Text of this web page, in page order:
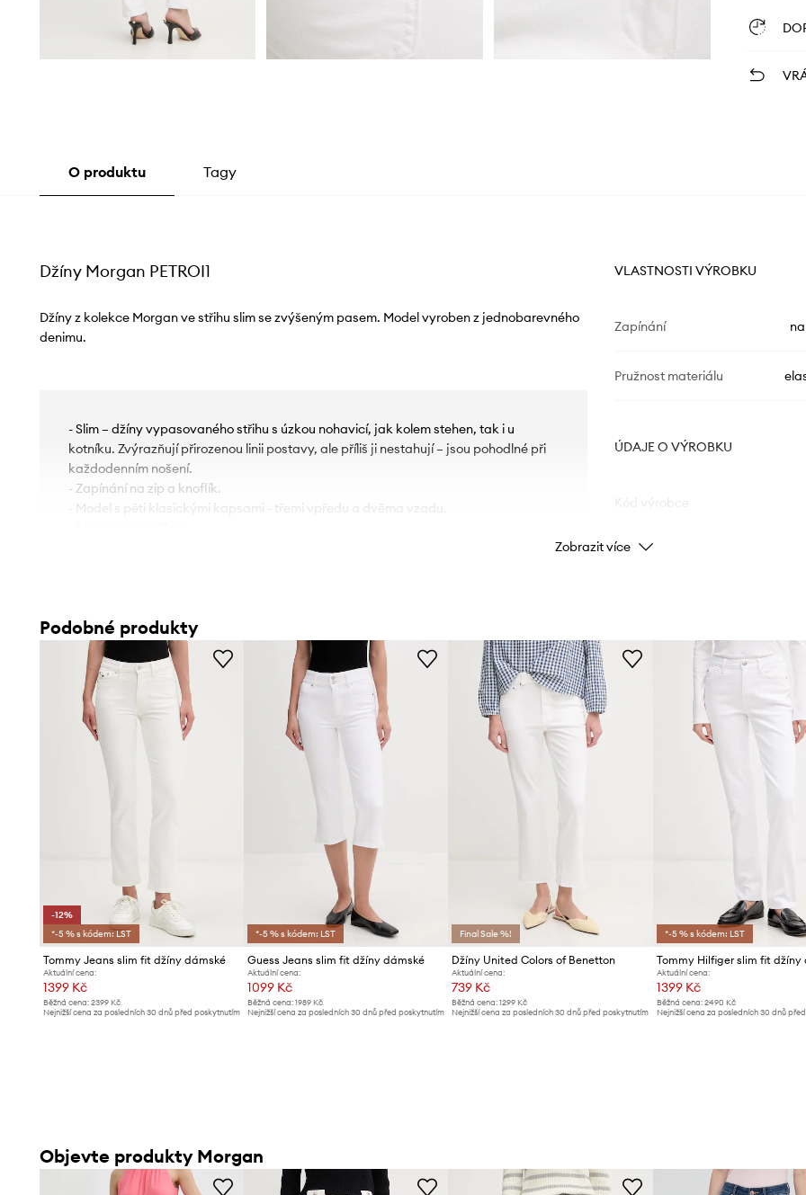
O produktu Tagy
Džíny Morgan PETROI1
Džíny z kolekce Morgan ve střihu slim se zvýšeným pasem. Model vyroben z jednobarevného
denimu.
- Slim – džíny vypasovaného střihu s úzkou nohavicí, jak kolem stehen, tak i u
kotníku. Zvýrazňují přirozenou linii postavy, ale příliš ji nestahují – jsou pohodlné při
každodenním nošení.
- Zapínání na zip a knoflík.
- Model s pěti klasickými kapsami - třemi vpředu a dvěma vzadu.
VLASTNOSTI VÝROBKU
Zapínání
Pružnost materiálu
ÚDAJE O VÝROBKU
Barva výrobce
Značka
Zobrazit více
Podobné produkty
-12%
*-5 % s kódem: LST
Tommy Jeans slim fit džíny dámské
Aktuální cena:
1399 Kč
Běžná cena: 2399 Kč
Nejnižší cena za posledních 30 dnů před poskytnutím
*-5 % s kódem: LST
Guess Jeans slim fit džíny dámské
Aktuální cena:
1099 Kč
Běžná cena:1989 Kč
Nejnižší cena za posledních 30 dnů před poskytnutím
Final Sale %!
Džíny United Colors of Benetton
Aktuální cena:
739 Kč
Běžná cena: 1299 Kč
Nejnižší cena za posledních 30 dnů před poskytnutím
*-5 % s kódem: LST
Tommy Hilfiger slim fit džíny
Aktuální cena:
1399 Kč
Běžná cena: 2490 Kč
Nejnižší cena za posledních 30 dnů
Objevte produkty Morgan